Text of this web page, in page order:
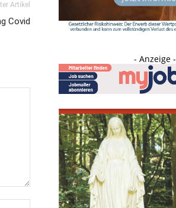
Artikel
Covid
- Anzeige -